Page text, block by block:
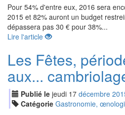
Pour 54% d'entre eux, 2016 sera
2015 et 82% auront un budget
dépassera pas 30 € pour 38%...
Lire l'article
Les Fêtes,
aux...
Publié le jeudi 17 décembre
Catégorie Gastronomie,